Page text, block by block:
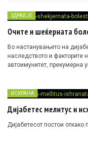
ЗДРАВЈЕ
Очите и шеќерната
Во настанувањето на
наследството и факторите
автоимунитет, прекумерна
ИСХРАНА
Дијабетес мелитус и
Дијабетесот постои откако